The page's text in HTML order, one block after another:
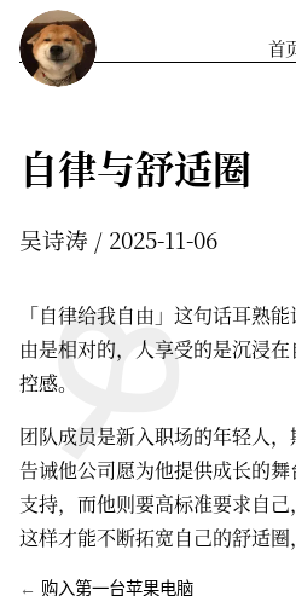
首
自律与舒适圈
吴诗涛 2025-11-06
「自律给我自由」这句话耳熟
由是相对的，人享受的是沉浸
控感。
团队成员是新入职场的年轻人
告诫他公司愿为他提供成长的
支持，而他则要高标准要求自己
这样才能不断拓宽自己的舒适圈
← 购入第一台苹果电脑